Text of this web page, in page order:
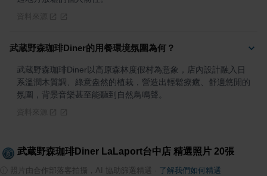
武蔵野森珈琲Diner的用餐環境氛圍為何？
武蔵野森珈琲Diner以高原森林度假村為意象，店內設計融入日
系溫潤木質調、綠意盎然的植栽，營造出輕鬆療癒、舒適悠閒的
氛圍，背景音樂甚至能聽到自然鳥鳴聲。
武蔵野森珈琲Diner LaLaport台中店 精選照片 20張
照片由合作部落客拍攝，AI 協助篩選精選 了解我們如何精選